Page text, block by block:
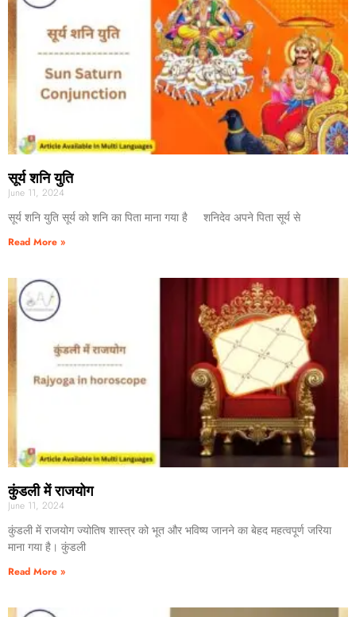
सूर्य शनि युति
June 11, 2024
सूर्य शनि युति सूर्य को शनि का पिता माना गया है शनिदेव अपने पिता सूर्य से
Read More »
कुंडली में राजयोग
June 11, 2024
कुंडली में राजयोग ज्योतिष शास्त्र को भूत और भविष्य जानने का बेहद महत्वपूर्ण जरिया
माना गया है। कुंडली
Read More »